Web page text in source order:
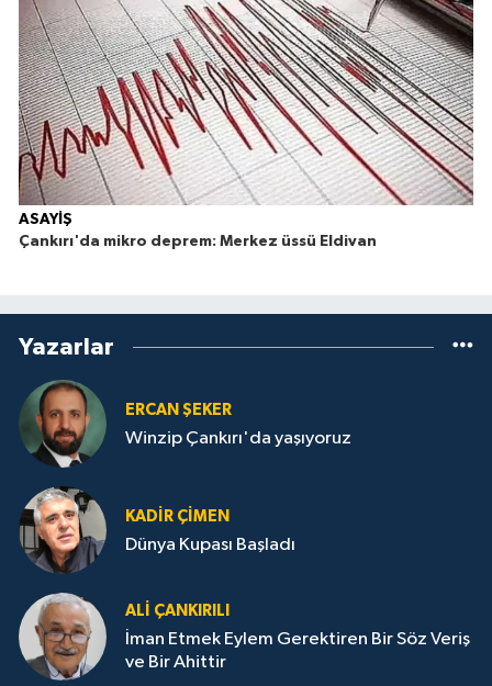
ASAYİŞ
Çankırı'da mikro deprem: Merkez üssü Eldivan
Yazarlar
ERCAN ŞEKER
Winzip Çankırı'da yaşıyoruz
KADIR ÇIMEN
Dünya Kupası Başladı
ALI ÇANKIRILI
İman Etmek Eylem Gerektiren Bir Söz Veriş
ve Bir Ahittir